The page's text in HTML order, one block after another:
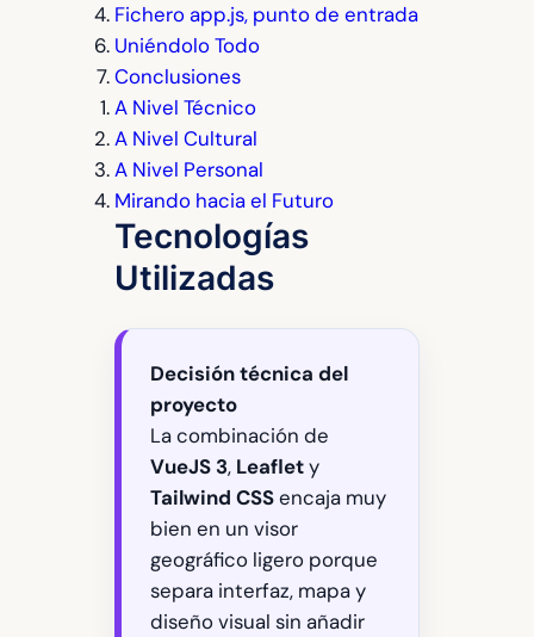
Fichero app.js, punto de entrada
Uniéndolo Todo
Conclusiones
A Nivel Técnico
A Nivel Cultural
A Nivel Personal
Mirando hacia el Futuro
Tecnologías
Utilizadas
Decisión técnica del
proyecto
La combinación de
VueJS 3, Leaflety
Tailwind CSSencaja muy
bien en un visor
geográfico ligero porque
separa interfaz, mapa y
diseño visual sin añadir